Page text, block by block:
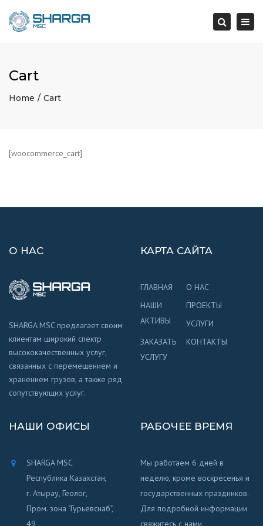
Cart
Home Cart
[woocommerce_cart]
О НАС
SHARGA MSC предлагает своим
клиентам широкий спектр
высококачественных услуг,
связанных с перемещением и
хранением грузов, а также ряд
сопутствующих услуг.
КАРТА САЙТА
ГЛАВНАЯ
О НАС
НАШИ
АКТИВЫ
ПРОЕКТЫ
УСЛУГИ
ЗАКАЗАТЬ
УСЛУГУ
КОНТАКТЫ
НАШИ ОФИСЫ
SHARGA MSC
Республика Казахстан,
г. Атырау, Геолог,
Пром. зона "Гурьевснаб",
49
РАБОЧЕЕ ВРЕМЯ
Мы работаем 6 дней в
неделю, кроме воскресенья и
государственных праздников.
Для подробной информации
свяжитесь с нами.